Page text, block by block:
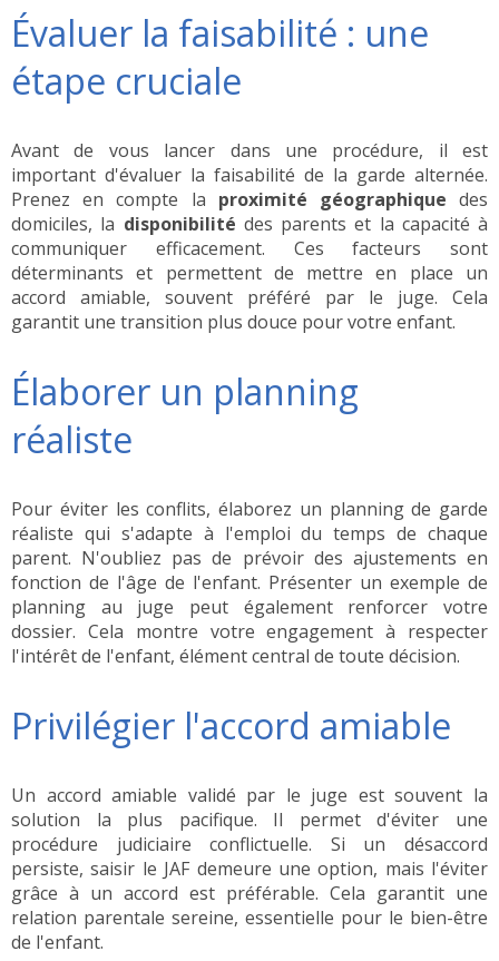
Évaluer la faisabilité : une
étape cruciale
Avant de vous lancer dans une procédure, il est
important d'évaluer la faisabilité de la garde alternée.
Prenez en compte la proximité géographique des
domiciles, la disponibilité des parents et la capacité à
communiquer efficacement. Ces facteurs sont
déterminants et permettent de mettre en place un
accord amiable, souvent préféré par le juge. Cela
garantit une transition plus douce pour votre enfant.
Élaborer un planning
réaliste
Pour éviter les conflits, élaborez un planning de garde
réaliste qui s'adapte à l'emploi du temps de chaque
parent. N'oubliez pas de prévoir des ajustements en
fonction de l'âge de l'enfant. Présenter un exemple de
planning au juge peut également renforcer votre
dossier. Cela montre votre engagement à respecter
l'intérêt de l'enfant, élément central de toute décision.
Privilégier l'accord amiable
Un accord amiable validé par le juge est souvent la
solution la plus pacifique. Il permet d'éviter une
procédure judiciaire conflictuelle. Si un désaccord
persiste, saisir le JAF demeure une option, mais l'éviter
grâce à un accord est préférable. Cela garantit une
relation parentale sereine, essentielle pour le bien-être
de l'enfant.